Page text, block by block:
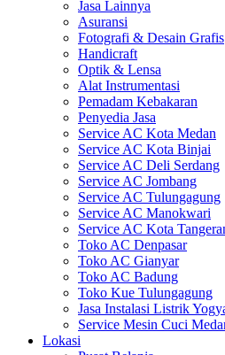
Jasa Lainnya
Asuransi
Fotografi & Desain Grafis
Handicraft
Optik & Lensa
Alat Instrumentasi
Pemadam Kebakaran
Penyedia Jasa
Service AC Kota Medan
Service AC Kota Binjai
Service AC Deli Serdang
Service AC Jombang
Service AC Tulungagung
Service AC Manokwari
Service AC Kota
Toko AC Denpasar
Toko AC Gianyar
Toko AC Badung
Toko Kue Tulungagung
Jasa Instalasi Listrik
Service Mesin Cuci
Lokasi